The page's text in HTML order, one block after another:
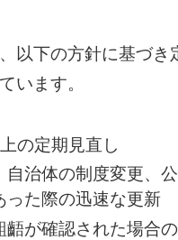
以下の方針に基づき
います。
の定期見直し
自治体の制度変更、
った際の迅速な更新
齬が確認された場合